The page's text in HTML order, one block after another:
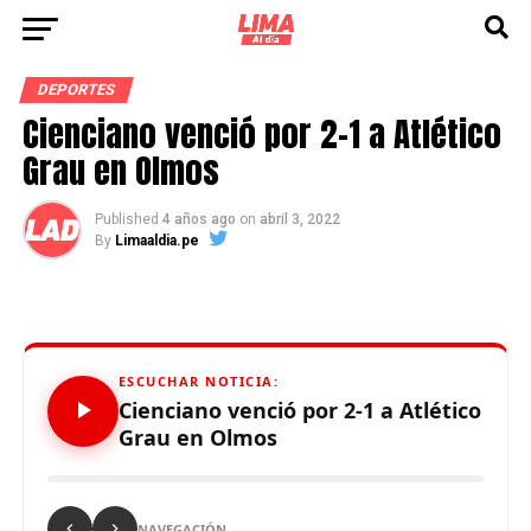
DEPORTES
Cienciano venció por 2-1 a Atlético
Grau en Olmos
Published 4 años ago on abril 3, 2022
By Limaaldia.pe
ESCUCHAR NOTICIA:
Cienciano venció por 2-1 a Atlético
Grau en Olmos